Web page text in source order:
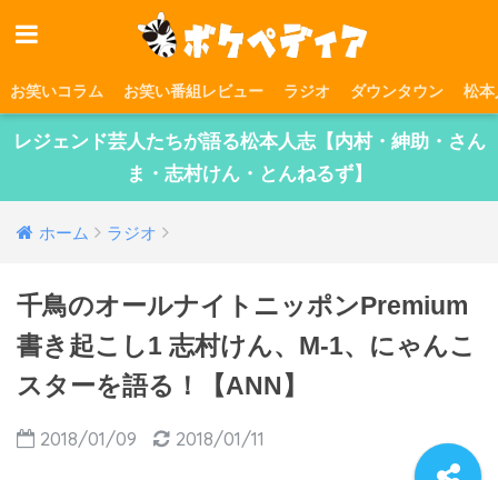
お笑いコラム お笑い番組レビュー ラジオ ダウンタウン 松本
レジェンド芸人たちが語る松本人志【内村・紳助・さん
ま・志村けん・とんねるず】
ホーム ラジオ
千鳥のオールナイトニッポンPremium
書き起こし1 志村けん、M-1、にゃんこ
スターを語る！【ANN】
2018/01/09 2018/01/11